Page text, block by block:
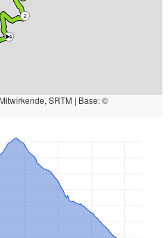
2
14
SRTM | Base: ©